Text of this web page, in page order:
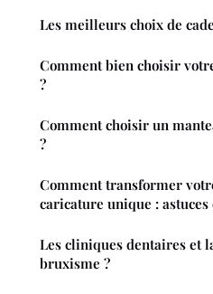
Les meilleurs choix de
Comment bien choisir
?
Comment choisir un
?
Comment transformer
caricature unique : astuces
Les cliniques dentaires et
bruxisme ?